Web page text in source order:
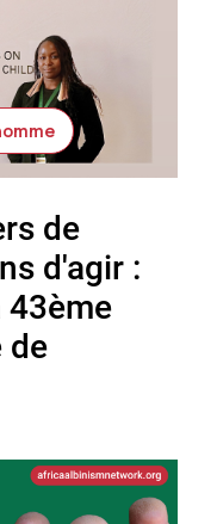
de
d'agir :
de